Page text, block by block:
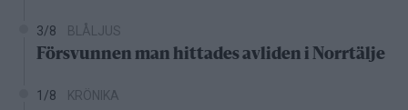
3/8 BLÅLJUS
Försvunnen man hittades avliden i Norrtälje
1/8 KRÖNIKA